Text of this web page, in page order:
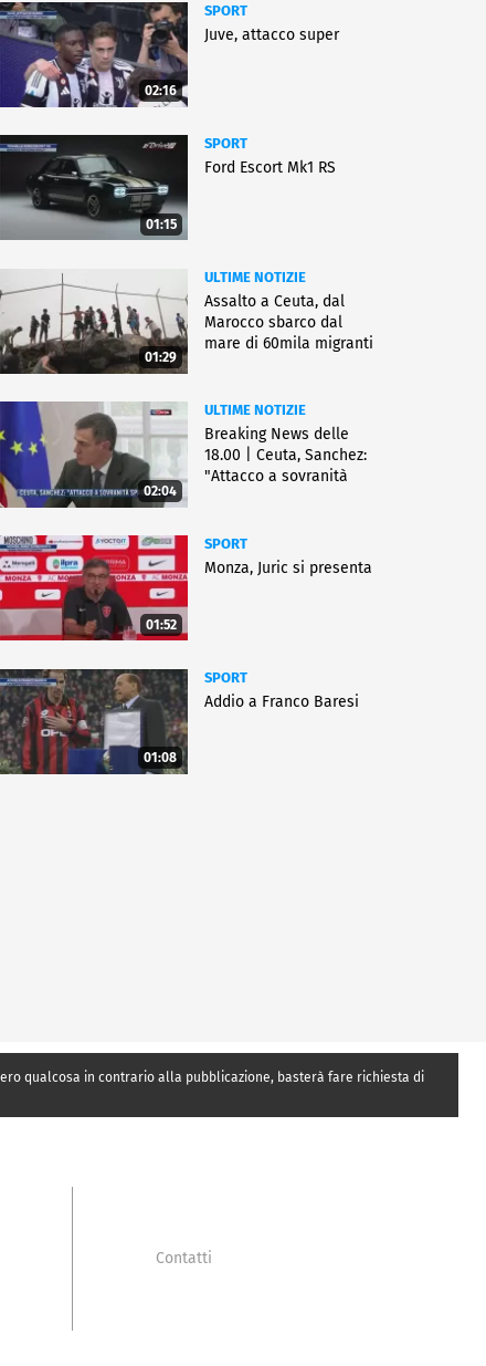
02:16
SPORT
Juve, attacco super
01:15
SPORT
Ford Escort Mk1 RS
01:29
ULTIME NOTIZIE
Assalto a Ceuta, dal
Marocco sbarco dal
mare di 60mila migranti
02:04
ULTIME NOTIZIE
Breaking News delle
18.00 | Ceuta, Sanchez:
"Attacco a sovranità
01:52
SPORT
Monza, Juric si presenta
01:08
SPORT
Addio a Franco Baresi
qualcosa in contrario alla pubblicazione, basterà fare richiesta di
Contatti